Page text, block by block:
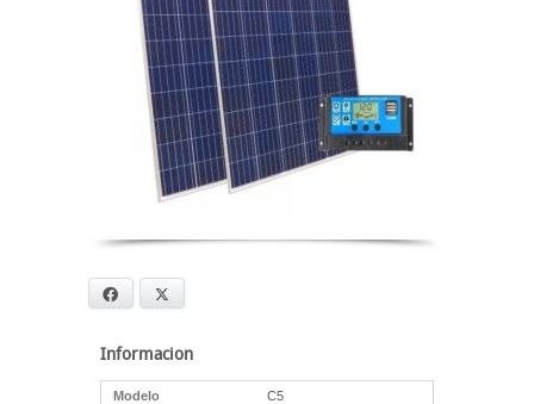
Facebook
Informacion
Modelo C5